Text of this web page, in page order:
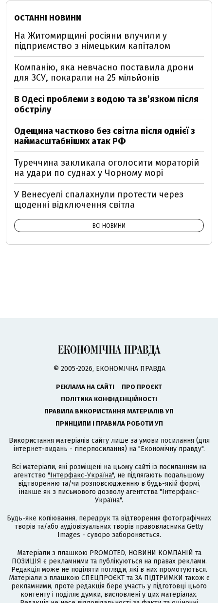
ОСТАННІ НОВИНИ
На Житомирщині росіяни влучили у
підприємство з німецьким капіталом
Компанію, яка невчасно поставила дрони
для ЗСУ, покарали на 25 мільйонів
В Одесі проблеми з водою та звʼязком після
обстрілу
Одещина частково без світла після однієї з
наймасштабніших атак РФ
Туреччина закликала оголосити мораторій
на удари по суднах у Чорному морі
У Венесуелі спалахнули протести через
щоденні відключення світла
ВСІ НОВИНИ
© 2005-2026, ЕКОНОМІЧНА ПРАВДА
РЕКЛАМА НА САЙТІ
ПРО ПРОЄКТ
ПОЛІТИКА КОНФІДЕНЦІЙНОСТІ
ПРАВИЛА ВИКОРИСТАННЯ МАТЕРІАЛІВ УП
ПРИНЦИПИ І ПРАВИЛА РОБОТИ УП
Використання матеріалів сайту лише за умови посилання (для
інтернет-видань - гіперпосилання) на "Економічну правду".
Всі матеріали, які розміщені на цьому сайті із посиланням на
агентство "Інтерфакс-Україна", не підлягають подальшому
відтворенню та/чи розповсюдженню в будь-якій формі,
інакше як з письмового дозволу агентства "Інтерфакс-
Україна".
Будь-яке копіювання, передрук та відтворення фотографічних
творів та/або аудіовізуальних творів правовласника Getty
Images - суворо забороняється.
Матеріали з плашкою PROMOTED, НОВИНИ КОМПАНІЙ та
ПОЗИЦІЯ є рекламними та публікуються на правах реклами.
Редакція може не поділяти погляди, які в них промотуються.
Матеріали з плашкою СПЕЦПРОЄКТ та ЗА ПІДТРИМКИ також є
рекламними, проте редакція бере участь у підготовці цього
контенту і поділяє думки, висловлені у цих матеріалах.